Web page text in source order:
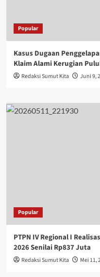
Popular
Kasus Dugaan
Klaim Alami Kerugian
Redaksi Sumut Kita Juni 9,
Popular
PTPN IV Regional I
2026 Senilai Rp837 Juta
Redaksi Sumut Kita Mei 11,